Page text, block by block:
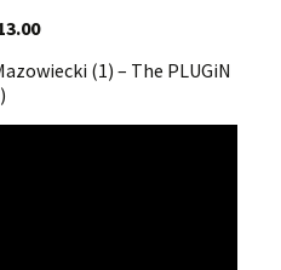
(1) – The PLUGiN